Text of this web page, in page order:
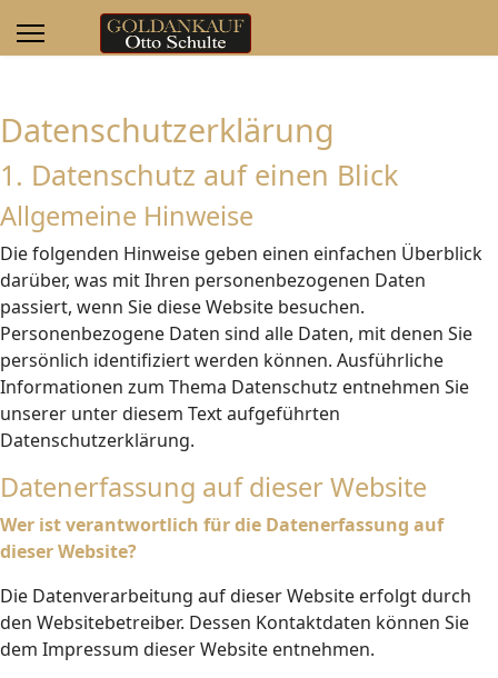
Datenschutzerklärung
1. Datenschutz auf einen Blick
Allgemeine Hinweise
Die folgenden Hinweise geben einen einfachen Überblick
darüber, was mit Ihren personenbezogenen Daten
passiert, wenn Sie diese Website besuchen.
Personenbezogene Daten sind alle Daten, mit denen Sie
persönlich identifiziert werden können. Ausführliche
Informationen zum Thema Datenschutz entnehmen Sie
unserer unter diesem Text aufgeführten
Datenschutzerklärung.
Datenerfassung auf dieser Website
Wer ist verantwortlich für die Datenerfassung auf
dieser Website?
Die Datenverarbeitung auf dieser Website erfolgt durch
den Websitebetreiber. Dessen Kontaktdaten können Sie
dem Impressum dieser Website entnehmen.